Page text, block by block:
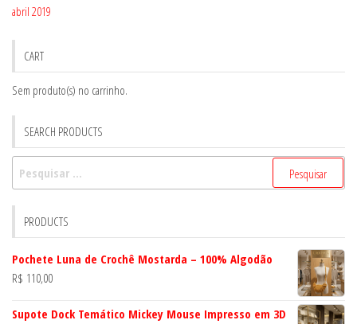
abril 2019
CART
Sem produto(s) no carrinho.
SEARCH PRODUCTS
Pesquisar
por:
PRODUCTS
Pochete Luna de Crochê Mostarda – 100% Algodão
R$ 110,00
Supote Dock Temático Mickey Mouse Impresso em 3D